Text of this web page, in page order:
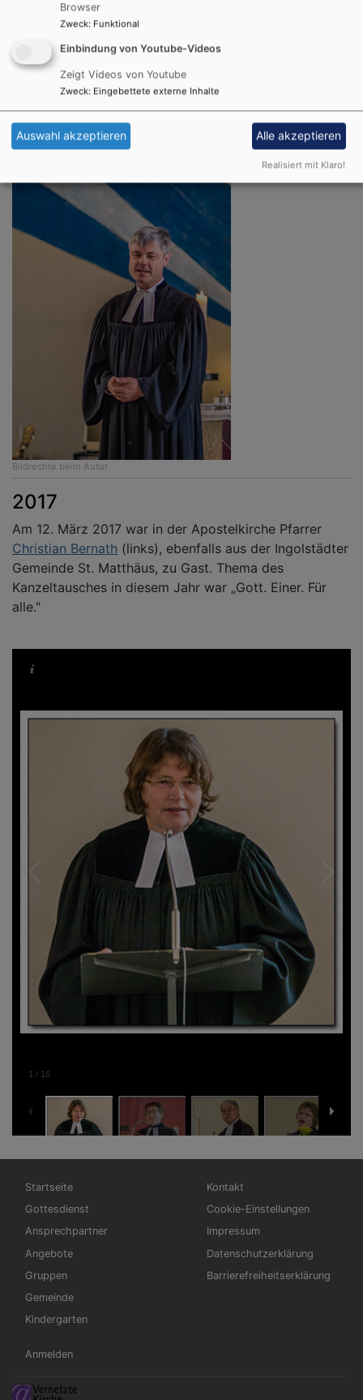
Pfarrer Martin Michaelis(rechts) von St. Matthäus aus
dem Pfarrkapitel Ingolstadt wurde unserer Gemeinde
für den Predigttauschsonntag am 12. Juni 2016
Gemeinde als Pfarrer tätig.
Bildrechte beim Autor
2017
Am 12. März 2017 war in der Apostelkirche Pfarrer
Christian Bernath (links), ebenfalls aus der Ingolstädter
Gemeinde St. Matthäus, zu Gast. Thema des
Kanzeltausches in diesem Jahr war „Gott. Einer. Für
alle."
1 / 16
Hauptnavigation
Startseite
Gottesdienst
Ansprechpartner
Angebote
Gruppen
Gemeinde
Kindergarten
Fußbereichsmenü
Kontakt
Cookie-Einstellungen
Impressum
Datenschutzerklärung
Barrierefreiheitserklärung
Benutzermenü
Anmelden
Browser
Zweck: Funktional
Einbindung von Youtube-Videos
Zeigt Videos von Youtube
Zweck: Eingebettete externe Inhalte
Auswahl akzeptieren Alle akzeptieren
Realisiert mit Klaro!